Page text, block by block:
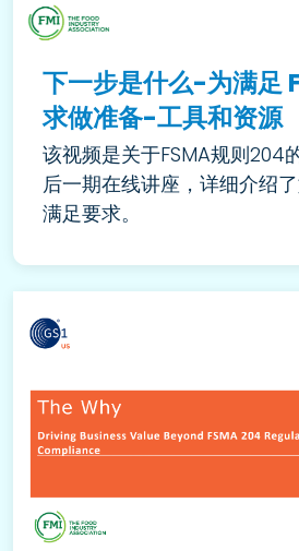
下一步是什么-为满足
求做准备-工具和资源
该视频是关于FSMA规则204
后一期在线讲座，详细介绍
满足要求。